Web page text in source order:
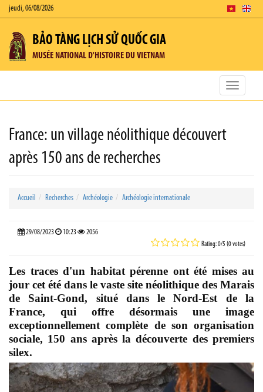
jeudi, 06/08/2026
BẢO TÀNG LỊCH SỬ QUỐC GIA
MUSÉE NATIONAL D'HISTOIRE DU VIETNAM
Toggle
France: un village néolithique découvert
après 150 ans de recherches
Accueil Recherches Archéologie Archéologie internationale
29/08/2023 10:23 2056
Rating: 0/5 (0 votes)
Les traces d'un habitat pérenne ont été mises au
jour cet été dans le vaste site néolithique des Marais
de Saint-Gond, situé dans le Nord-Est de la
France, qui offre désormais une image
exceptionnellement complète de son organisation
sociale, 150 ans après la découverte des premiers
silex.